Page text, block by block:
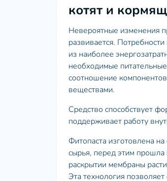
котят и
Невероятные изменения
развивается.
из наиболее
необходимые
соотношение
веществами.
Средство способствует
поддерживает работу
Фитопаста изготовлена
сырья, перед этим прошла
раскрытии мембраны
Эта технология